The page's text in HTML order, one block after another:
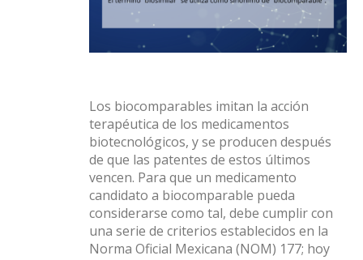
Los biocomparables imitan la acción
terapéutica de los medicamentos
biotecnológicos, y se producen después
de que las patentes de estos últimos
vencen. Para que un medicamento
candidato a biocomparable pueda
considerarse como tal, debe cumplir con
una serie de criterios establecidos en la
Norma Oficial Mexicana (NOM) 177; hoy